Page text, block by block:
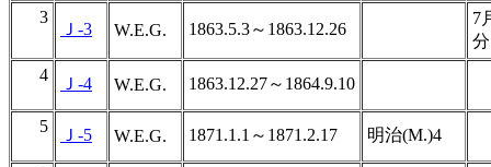
3
Ｊ-3 W.E.G. 1863.5.3～1863.12.26
7
4
Ｊ-4 W.E.G. 1863.12.27～1864.9.10
5 Ｊ-5 W.E.G. 1871.1.1～1871.2.17 明治(M.)4